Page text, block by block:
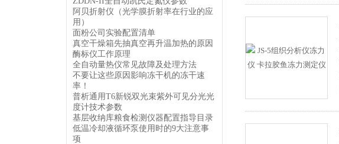
阿贝折射仪（光学膜折射率在行业的应
用）
面粉公司实验配置清单
真空干燥箱先抽真空再升温加热的原因
酶标仪工作原理
全自动量热仪常见故障及处理方法
不要让这些原因影响冻干机的冻干速
率！
普析通用T6新锐双光束紫外可见分光光
度计技术参数
基层收纳库粮食检测仪器配置指导目录
低温冷却液循环泵使用时的9大注意事
项